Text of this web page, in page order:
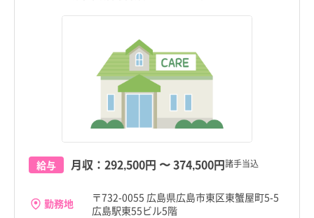
給与 月収： 292,500円 〜374,500円諸手当込
勤務地
〒732-0055 広島県広島市東区東蟹屋町5-5
広島駅東55ビル5階